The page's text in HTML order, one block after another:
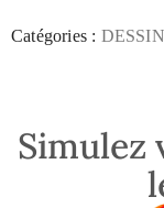
Catégories :
Simulez